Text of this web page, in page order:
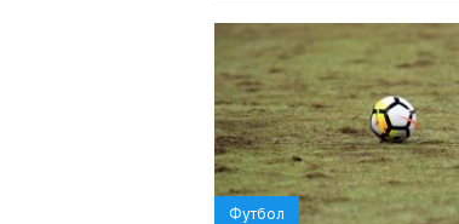
Футбол